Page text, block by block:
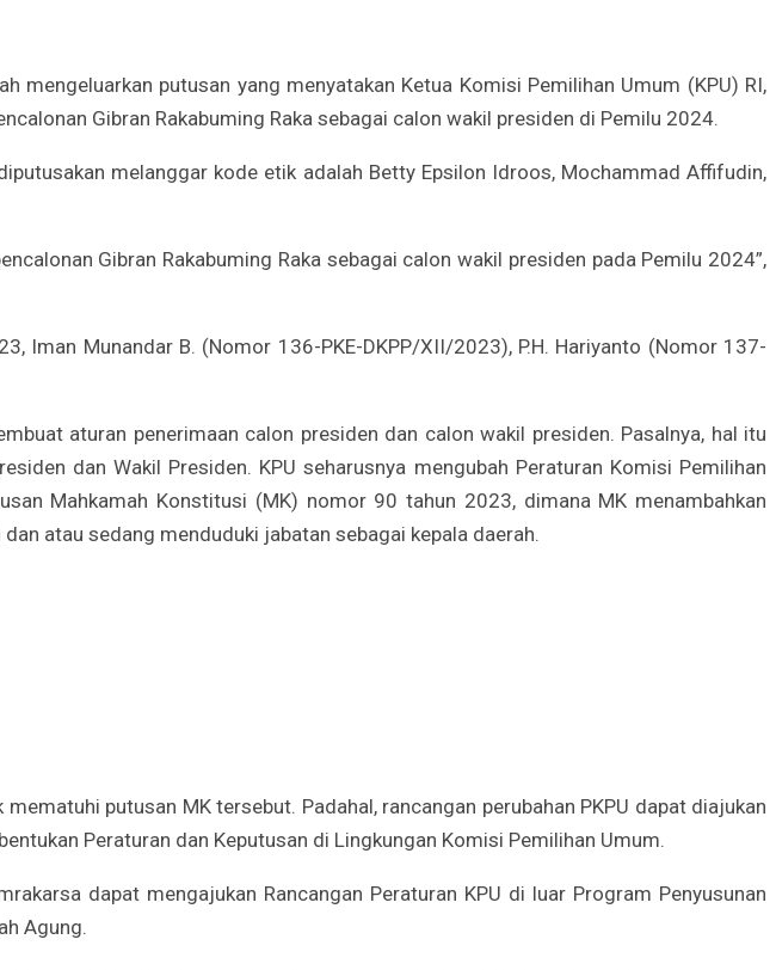
mengeluarkan putusan yang menyatakan Ketua Komisi Pemilihan Umum (KPU) RI,
Gibran Rakabuming Raka sebagai calon wakil presiden di Pemilu 2024.
melanggar kode etik adalah Betty Epsilon Idroos, Mochammad Affifudin,
Gibran Rakabuming Raka sebagai calon wakil presiden pada Pemilu 2024”,
Iman Munandar B. (Nomor 136-PKE-DKPP/XII/2023), P.H. Hariyanto (Nomor 137-
aturan penerimaan calon presiden dan calon wakil presiden. Pasalnya, hal itu
dan Wakil Presiden. KPU seharusnya mengubah Peraturan Komisi Pemilihan
Mahkamah Konstitusi (MK) nomor 90 tahun 2023, dimana MK menambahkan
atau sedang menduduki jabatan sebagai kepala daerah.
putusan MK tersebut. Padahal, rancangan perubahan PKPU dapat diajukan
Peraturan dan Keputusan di Lingkungan Komisi Pemilihan Umum.
dapat mengajukan Rancangan Peraturan KPU di luar Program Penyusunan
Agung.